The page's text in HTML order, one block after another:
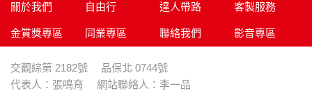
關於我們 自由行 達人帶路 客製服務
金質獎專區 同業專區 聯絡我們 影音專區
交觀綜第 2182號 品保北 0744號
代表人：張鳴育 網站聯絡人：李一品